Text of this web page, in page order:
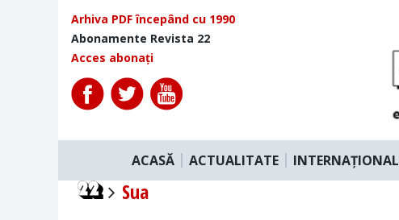
Arhiva PDF începând cu 1990
Abonamente Revista 22
Acces abonați
ACASĂ ACTUALITATE INTERNAȚIONAL
Sua